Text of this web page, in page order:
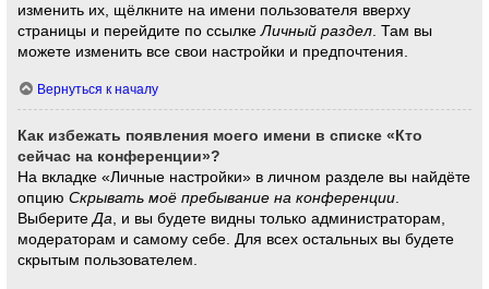
изменить их, щёлкните на имени пользователя вверху
страницы и перейдите по ссылкеЛичный раздел . Там вы
можете изменить все свои настройки и предпочтения.
Вернуться к началу
Как избежать появления моего имени в списке «Кто
сейчас на конференции»?
На вкладке «Личные настройки» в личном разделе вы найдёте
опциюСкрывать моё пребывание на конференции.
ВыберитеДа, и вы будете видны только администраторам,
модераторам и самому себе. Для всех остальных вы будете
скрытым пользователем.